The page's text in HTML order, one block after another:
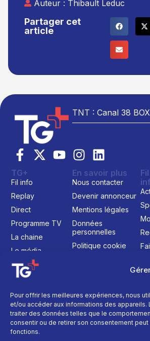
Pour offrir les meilleures expériences, nous
et/ou accéder aux informations des
traiter des données telles que le
consentir ou de retirer son consentement
fonctions.
Partager cet
article
Auteur : Thibault Leduc
TNT : Canal 38
TG+
Fil info
Replay
Direct
Programme TV
La chaine
Le média
En savoir plus
Nous contacter
Devenir annonceur
Mentions légales
Données
personnelles
Politique cookie
Fil